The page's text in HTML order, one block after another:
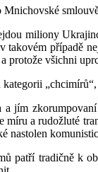
Mnichovské
miliony
takovém případě
protože všichni
kategorii
a jím
míru a rudožluté
nastolen
patří tradičně k